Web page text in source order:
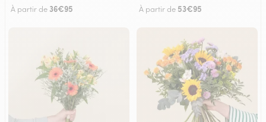
À partir de 36€95 À partir de 53€95